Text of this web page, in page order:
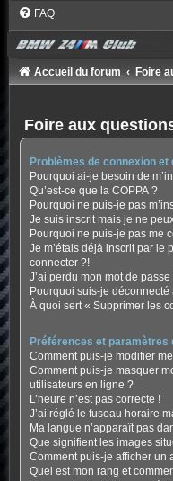
FAQ
Accueil du forum Foire
Foire aux
Problèmes de connexion et
Pourquoi ai-je besoin de
Qu’est-ce que la COPPA ?
Pourquoi ne puis-je pas
Je suis inscrit mais je ne
Pourquoi ne puis-je pas me
Je m’étais déjà inscrit par le
connecter ?!
J’ai perdu mon mot de passe
Pourquoi suis-je
À quoi sert « Supprimer les
Préférences et paramètres
Comment puis-je modifier
Comment puis-je masquer
utilisateurs en ligne ?
L’heure n’est pas correcte !
J’ai réglé le fuseau horaire
Ma langue n’apparaît pas
Que signifient les images
Comment puis-je afficher un
Quel est mon rang et